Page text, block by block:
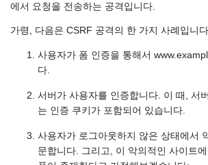
에서 요청을 전송하는 공격입니다.
가령, 다음은 CSRF 공격의 한 가지 사례입니
사용자가 폼 인증을 통해서
다.
서버가 사용자를 인증합니다. 이 때, 서
는 인증 쿠키가 포함되어 있습니다.
사용자가 로그아웃하지 않은 상태에서
문합니다. 그리고, 이 악의적인 사이트